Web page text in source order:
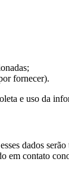
fornecer).
e uso da
dados
em contato